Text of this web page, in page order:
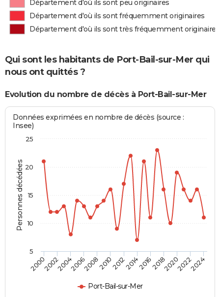
Département d'où ils sont peu originaires
Département d'où ils sont fréquemment originaires
Département d'où ils sont très fréquemment originaires
Qui sont les habitants de Port-Bail-sur-Mer qui
nous ont quittés ?
Evolution du nombre de décès à Port-Bail-sur-Mer
Personnes décédées
Données exprimées en nombre de décès (source :
Insee)
Port-Bail-sur-Mer
2000200220042006200820102012201420162018202020222024
5
10
15
20
25